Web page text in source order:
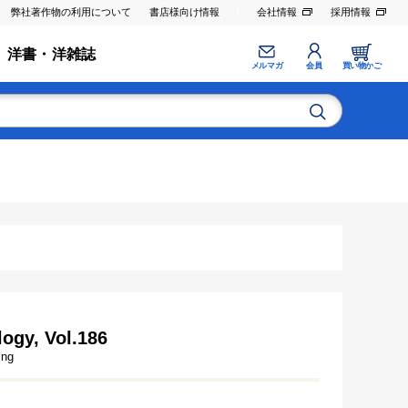
弊社著作物の利用について 書店様向け情報 会社情報 採用情報
洋書・洋雑誌
メルマガ 会員 買い物かご
Vol.186